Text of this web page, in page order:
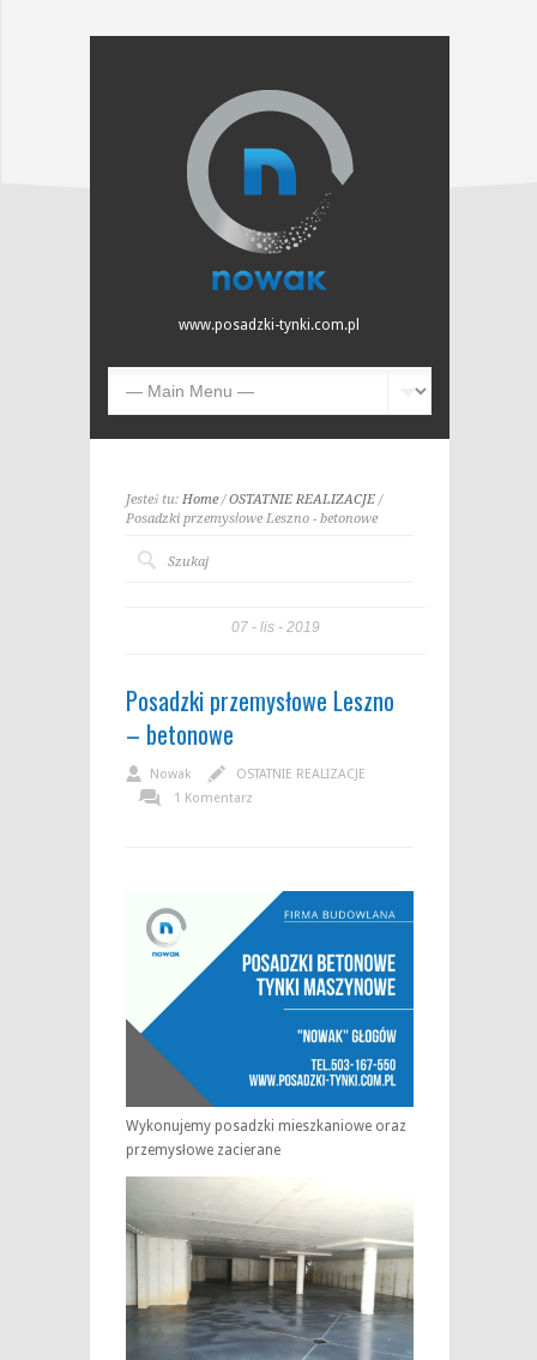
www.posadzki-tynki.com.pl
Jesteś tu: Home/OSTATNIE REALIZACJE/
Posadzki przemysłowe Leszno - betonowe
07 lis 2019
Posadzki przemysłowe Leszno
– betonowe
Nowak
OSTATNIE REALIZACJE
1 Komentarz
Wykonujemy posadzki mieszkaniowe oraz
przemysłowe zacierane